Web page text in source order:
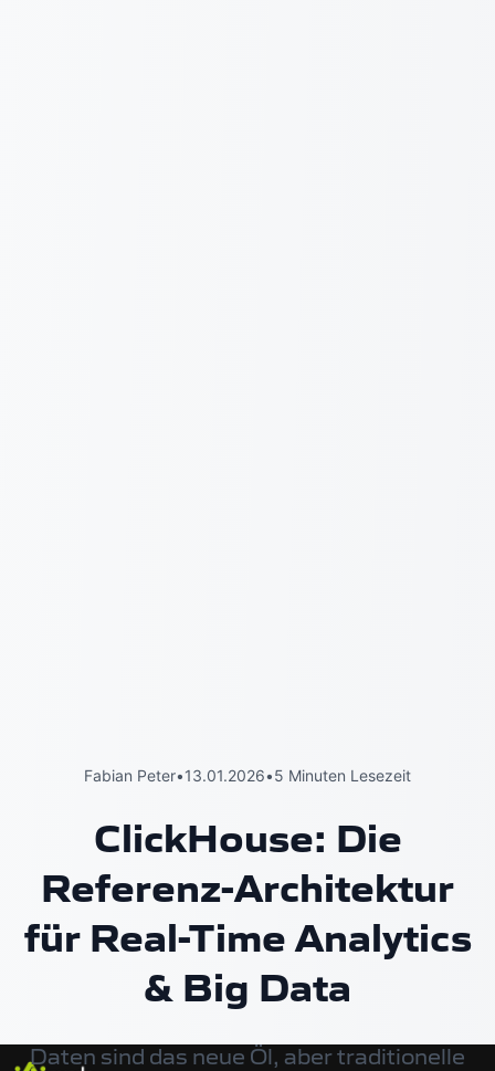
Fabian Peter•13.01.2026•5 Minuten Lesezeit
ClickHouse: Die
Referenz-Architektur
für Real-Time Analytics
& Big Data
Daten sind das neue Öl, aber traditionelle